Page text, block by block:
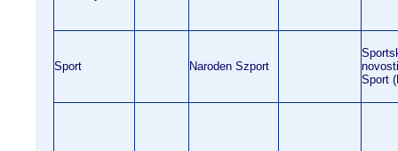
Sport Naroden Szport
novosti
Sport